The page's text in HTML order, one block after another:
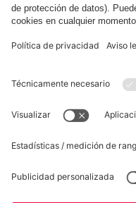
FC
Aviso legal Política de